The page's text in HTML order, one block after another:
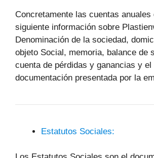
Concretamente las cuentas anuales
siguiente información sobre
Denominación de la sociedad,
objeto Social, memoria, balance de
cuenta de pérdidas y ganancias y el
documentación presentada por la
Estatutos Sociales: